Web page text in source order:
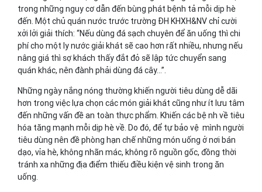
trong những nguy cơ dẫn đến bùng phát bệnh tả mỗi dịp hè
đến. Một chủ quán nước trước trường ĐH KHXH&NV chỉ cười
xởi lởi giải thích: “Nếu dùng đá sạch chuyên để ăn uống thì chi
phí cho một ly nước giải khát sẽ cao hơn rất nhiều, nhưng nếu
nâng giá thì sợ khách thấy đắt đỏ sẽ lập tức chuyển sang
quán khác, nên đành phải dùng đá cây...”.
Những ngày nắng nóng thường khiến người tiêu dùng dễ dãi
hơn trong việc lựa chọn các món giải khát cũng như ít lưu tâm
đến những vấn đề an toàn thực phẩm. Khiến các bệnh về tiêu
hóa tăng mạnh mỗi dịp hè về. Do đó, để tự bảo vệ mình người
tiêu dùng nên đề phòng hạn chế những món uống ở nơi bán
dạo, vỉa hè, không nhãn mác, không rõ nguồn gốc, đồng thời
tránh xa những địa điểm thiếu điều kiện vệ sinh trong ăn
uống.